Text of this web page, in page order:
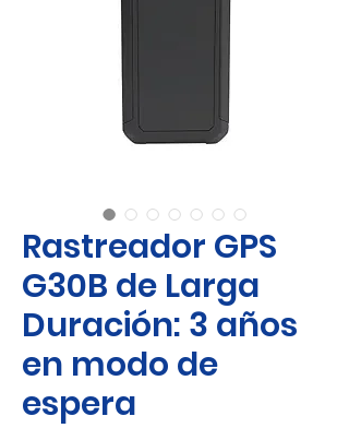
Rastreador GPS
G30B de Larga
Duración: 3 años
en modo de
espera